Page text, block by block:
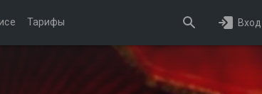
Тарифы Вход